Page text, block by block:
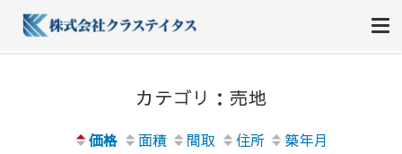
株式会社クラステイタス
地域のコミュニティーを大切にする企業
カテゴリ：売地
価格 面積 間取 住所 築年月